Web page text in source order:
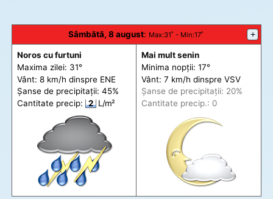
Sâmbătă, 8 august: Max:31˚ - Min:17˚ +
Noros cu furtuni
Maxima zilei: 31°
Vânt: 8 km/h dinspre ENE
Șanse de precipitații: 45%
Cantitate precip:
2 L/m²
Mai mult senin
Minima nopții: 17°
Vânt: 7 km/h dinspre VSV
Șanse de precipitații: 20%
Cantitate precip.: 0